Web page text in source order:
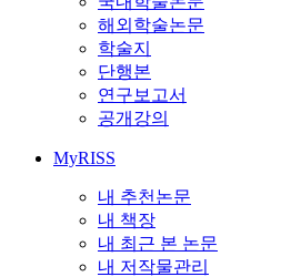
해외학술논문
학술지
단행본
연구보고서
공개강의
MyRISS
내 추천논문
내 책장
내 최근 본 논문
내 저작물관리